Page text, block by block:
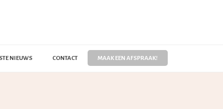
NIEUWS CONTACT MAAK EEN AFSPRAAK!